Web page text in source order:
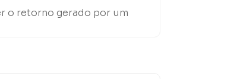
o retorno gerado por um